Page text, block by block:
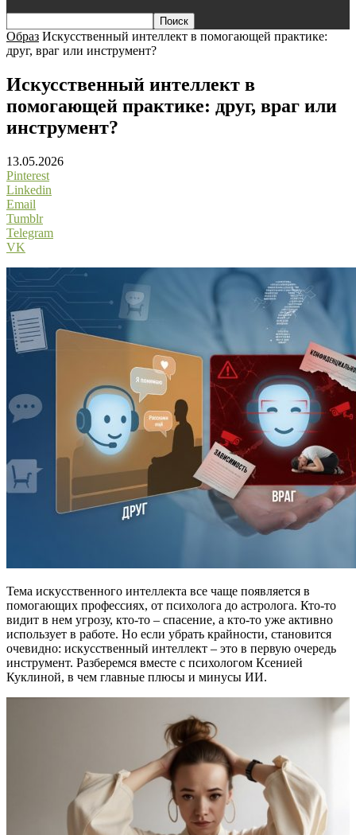
Образ Искусственный интеллект в помогающей практике:
друг, враг или инструмент?
Искусственный интеллект в
помогающей практике: друг, враг или
инструмент?
13.05.2026
Pinterest
Linkedin
Email
Tumblr
Telegram
VK
Тема искусственного интеллекта все чаще появляется в
помогающих профессиях, от психолога до астролога. Кто-то
видит в нем угрозу, кто-то – спасение, а кто-то уже активно
использует в работе. Но если убрать крайности, становится
очевидно: искусственный интеллект – это в первую очередь
инструмент. Разберемся вместе с психологом Ксенией
Куклиной, в чем главные плюсы и минусы ИИ.